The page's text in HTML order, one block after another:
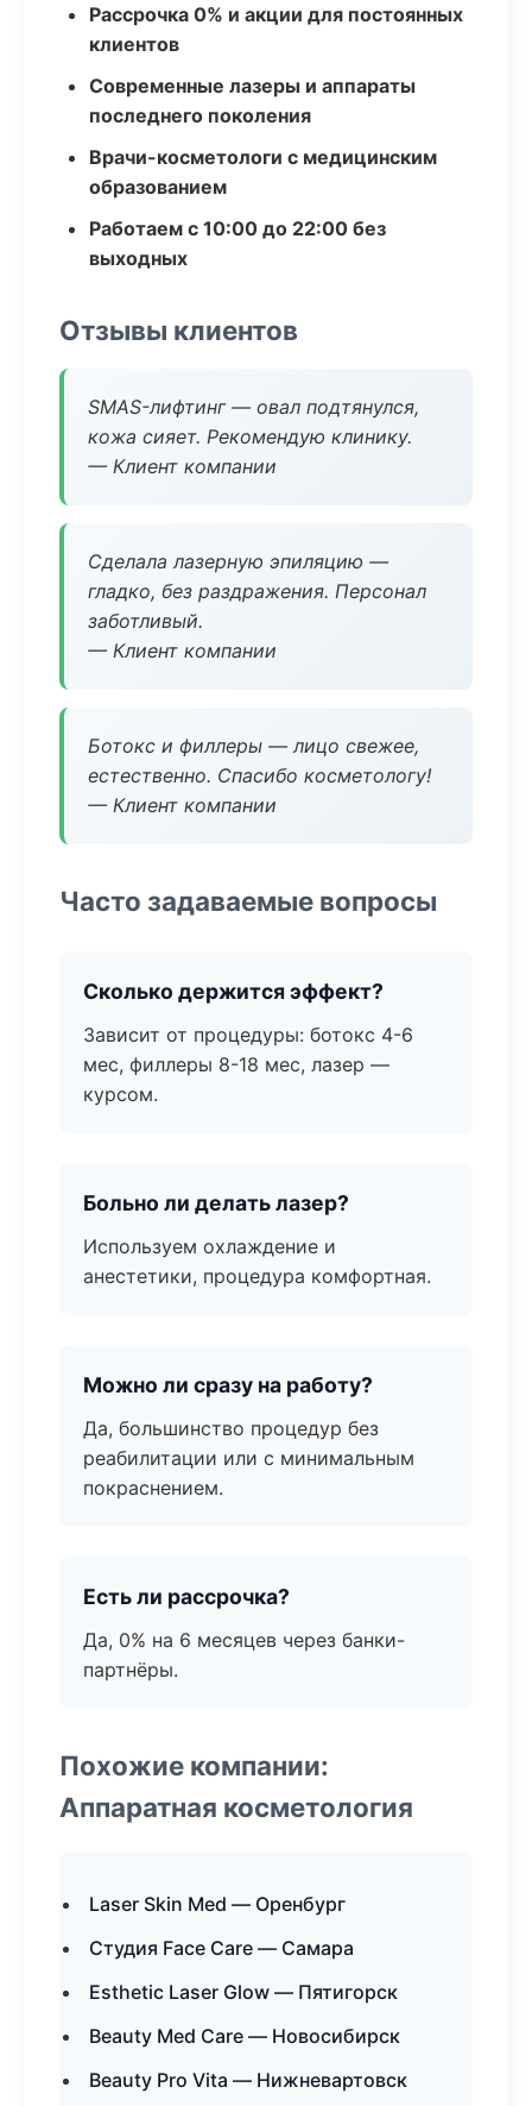
Рассрочка 0% и акции для постоянных
клиентов
Современные лазеры и аппараты
последнего поколения
Врачи-косметологи с медицинским
образованием
Работаем с 10:00 до 22:00 без
выходных
Отзывы клиентов
SMAS-лифтинг — овал подтянулся,
кожа сияет. Рекомендую клинику.
— Клиент компании
Сделала лазерную эпиляцию —
гладко, без раздражения. Персонал
заботливый.
— Клиент компании
Ботокс и филлеры — лицо свежее,
естественно. Спасибо косметологу!
— Клиент компании
Часто задаваемые вопросы
Сколько держится эффект?
Зависит от процедуры: ботокс 4-6
мес, филлеры 8-18 мес, лазер —
курсом.
Больно ли делать лазер?
Используем охлаждение и
анестетики, процедура комфортная.
Можно ли сразу на работу?
Да, большинство процедур без
реабилитации или с минимальным
покраснением.
Есть ли рассрочка?
Да, 0% на 6 месяцев через банки-
партнёры.
Похожие компании:
Аппаратная косметология
Laser Skin Med — Оренбург
Студия Face Care — Самара
Esthetic Laser Glow — Пятигорск
Beauty Med Care — Новосибирск
Beauty Pro Vita — Нижневартовск